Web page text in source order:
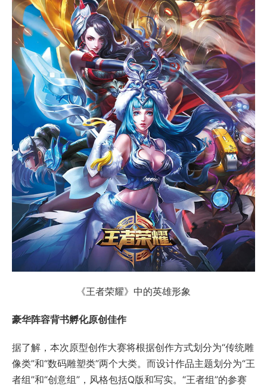
《王者荣耀》中的英雄形象
豪华阵容背书孵化原创佳作
据了解，本次原型创作大赛将根据创作方式划分为“传统雕
像类”和“数码雕塑类”两个大类。而设计作品主题划分为“王
者组”和“创意组”，风格包括Q版和写实。“王者组”的参赛